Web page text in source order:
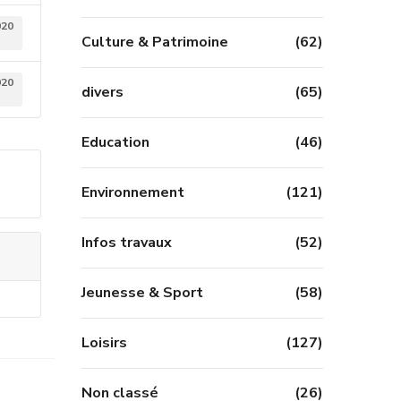
Culture & Patrimoine (62)
divers (65)
Education (46)
Environnement (121)
Infos travaux (52)
Jeunesse & Sport (58)
Loisirs (127)
Non classé (26)